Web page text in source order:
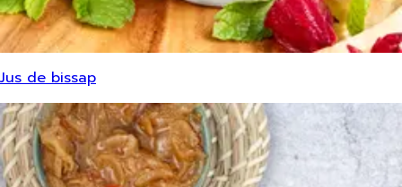
Jus de bissap